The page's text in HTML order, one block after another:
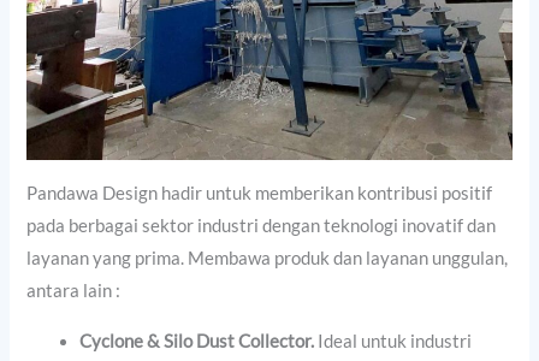
Pandawa Design hadir untuk memberikan kontribusi positif
pada berbagai sektor industri dengan teknologi inovatif dan
layanan yang prima. Membawa produk dan layanan unggulan,
antara lain :
Cyclone & Silo Dust Collector. Ideal untuk industri